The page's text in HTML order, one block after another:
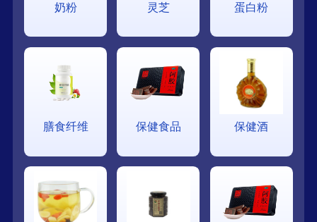
奶粉 灵芝 蛋白粉
膳食纤维 保健食品 保健酒